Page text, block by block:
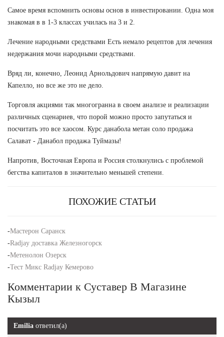
Самое время вспомнить основы основ в инвестировании. Одна моя
знакомая в в 1-3 классах училась на 3 и 2.
Лечение народными средствами Есть немало рецептов для лечения
недержания мочи народными средствами.
Вряд ли, конечно, Леонид Арнольдович напрямую давит на
Капелло, но все же это не дело.
Торговля акциями так многогранна в своем анализе и реализации
различных сценариев, что порой можно просто запутаться и
посчитать это все хаосом. Курс данабола метан соло продажа
Салават - Данабол продажа Туймазы!
Напротив, Восточная Европа и Россия столкнулись с проблемой
бегства капиталов в значительно меньшей степени.
ПОХОЖИЕ СТАТЬИ
-Мастерон Саранск
-Radjay доставка Железногорск
-Метенолон Озерск
-Тест Микс Radjay Кемерово
Комментарии к Суставер В Магазине
Кызыл
Emilia ответил(а)